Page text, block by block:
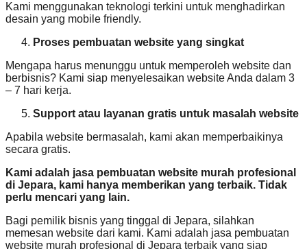
Kami menggunakan teknologi terkini untuk menghadirkan
desain yang mobile friendly.
Proses pembuatan website yang singkat
Mengapa harus menunggu untuk memperoleh website dan
berbisnis? Kami siap menyelesaikan website Anda dalam 3
– 7 hari kerja.
Support atau layanan gratis untuk masalah website
Apabila website bermasalah, kami akan memperbaikinya
secara gratis.
Kami adalah jasa pembuatan website murah profesional
di Jepara, kami hanya memberikan yang terbaik. Tidak
perlu mencari yang lain.
Bagi pemilik bisnis yang tinggal di Jepara, silahkan
memesan website dari kami. Kami adalah jasa pembuatan
website murah profesional di Jepara terbaik yang siap